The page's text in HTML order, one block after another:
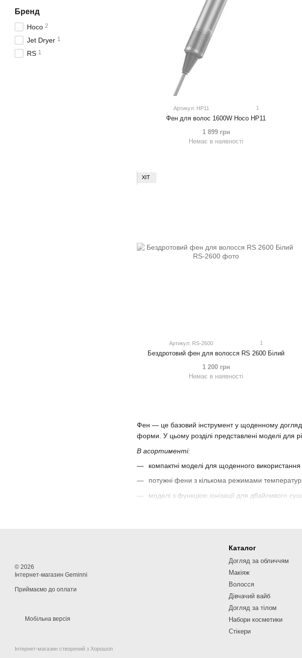
Фен — це базовий інструмент у щоденному
форми. У цьому розділі представлені моделі для
В асортименті:
компактні моделі для щоденного використання
потужні фени з кількома режимами
моделі з функцією іонізації для дбайливого
Артикул: HP11 1
Фен для волос 1600W Hoco HP11
1 899 грн
Немає в наявності
ХІТ
Артикул: RS-2600 1
Бездротовий фен для волосся RS 2600 Білий
1 200 грн
Немає в наявності
Бренд
Hoco 2
Jet Dryer 1
RS 1
© 2026
Інтернет-магазин Geminni
Приймаємо до оплати
Мобільна версія
Інтернет-магазин створений з Хорошоп
Каталог
Догляд за обличчям
Макіяж
Волосся
Дівчачий вайб
Догляд за тілом
Набори косметики
Стікери